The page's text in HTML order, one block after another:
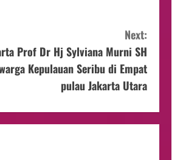
Next:
Prof Dr Hj Sylviana Murni SH
Kepulauan Seribu di Empat
pulau Jakarta Utara